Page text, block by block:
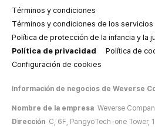
Términos y condiciones
Términos y condiciones de los servicios
Política de protección de la infancia y la
Política de privacidad
Política de
Configuración de cookies
Información de negocios de Weverse
Nombre de la empresa Weverse
Dirección C, 6F, PangyoTech-one Tower,